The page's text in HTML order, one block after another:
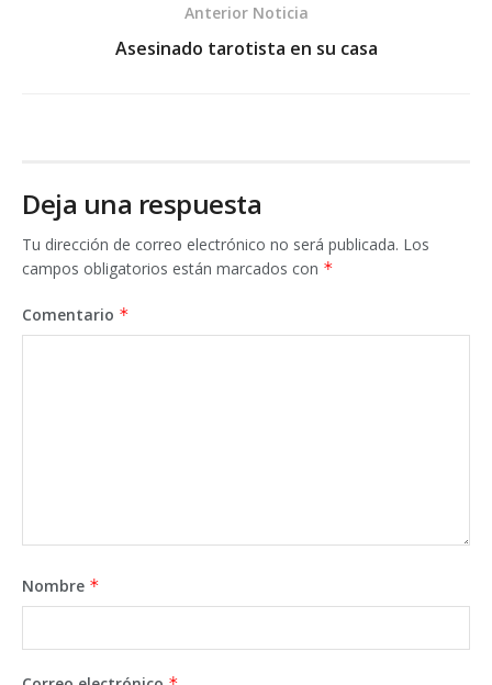
Anterior Noticia
Asesinado tarotista en su casa
Deja una respuesta
Tu dirección de correo electrónico no será publicada. Los
campos obligatorios están marcados con *
Comentario *
Nombre *